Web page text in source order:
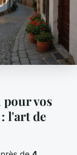
vos
: l'art de